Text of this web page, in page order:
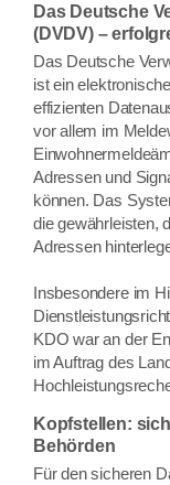
Das Deutsche
(DVDV) –
Das Deutsche
ist ein
effizienten
vor allem im
Adressen und
können. Das
die gewährleisten,
Adressen
Insbesondere im
KDO war an der
im Auftrag des
Kopfstellen:
Behörden
Für den sicheren